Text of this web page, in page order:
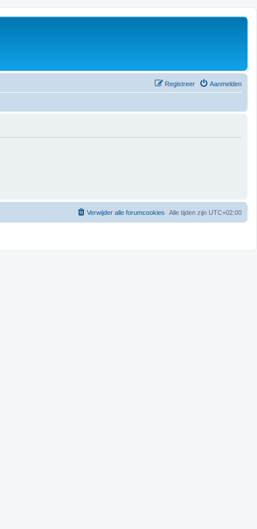
Aanmelden
Registreer
Alle tijden zijn UTC+02:00
Verwijder alle forumcookies